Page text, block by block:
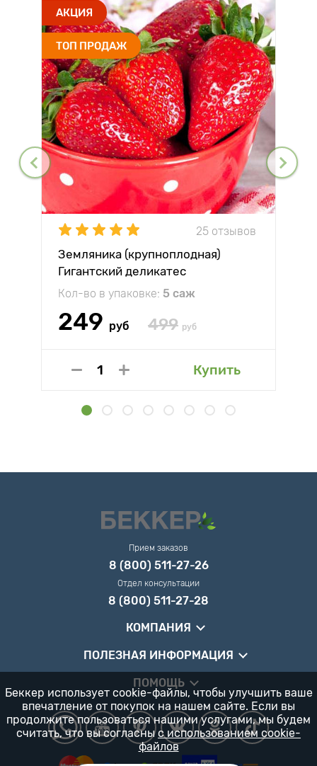
АКЦИЯ
ТОП ПРОДАЖ
25 отзывов
Земляника (крупноплодная)
Гигантский деликатес
Кол-во в упаковке: 5 саж
249 руб 499 руб
Купить
Прием заказов
8 (800) 511-27-26
Отдел консультации
8 (800) 511-27-28
КОМПАНИЯ
ПОЛЕЗНАЯ ИНФОРМАЦИЯ
ПОМОЩЬ
Беккер использует cookie-файлы, чтобы улучшить ваше
впечатление от покупок на нашем сайте. Если вы
продолжите пользоваться нашими услугами, мы будем
считать, что вы согласны с использованием cookie-
файлов